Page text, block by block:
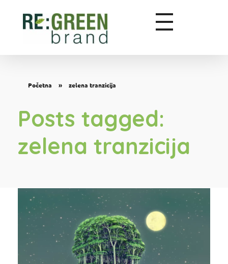
Početna » zelena tranzicija
Posts tagged:
zelena tranzicija